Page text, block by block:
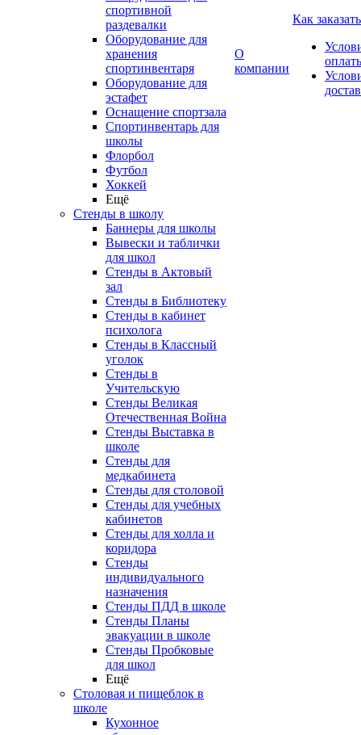
спортивной
раздевалки
Оборудование для
хранения
спортинвентаря
Оборудование для
эстафет
Оснащение спортзала
Спортинвентарь для
школы
Флорбол
Футбол
Хоккей
Ещё
Стенды в школу
Баннеры для школы
Вывески и таблички
для школ
Стенды в Актовый
зал
Стенды в Библиотеку
Стенды в кабинет
психолога
Стенды в Классный
уголок
Стенды в
Учительскую
Стенды Великая
Отечественная Война
Стенды Выставка в
школе
Стенды для
медкабинета
Стенды для столовой
Стенды для учебных
кабинетов
Стенды для холла и
коридора
Стенды
индивидуального
назначения
Стенды ПДД в школе
Стенды Планы
эвакуации в школе
Стенды Пробковые
для школ
Ещё
Столовая и пищеблок в
школе
Кухонное
О
компании
Как